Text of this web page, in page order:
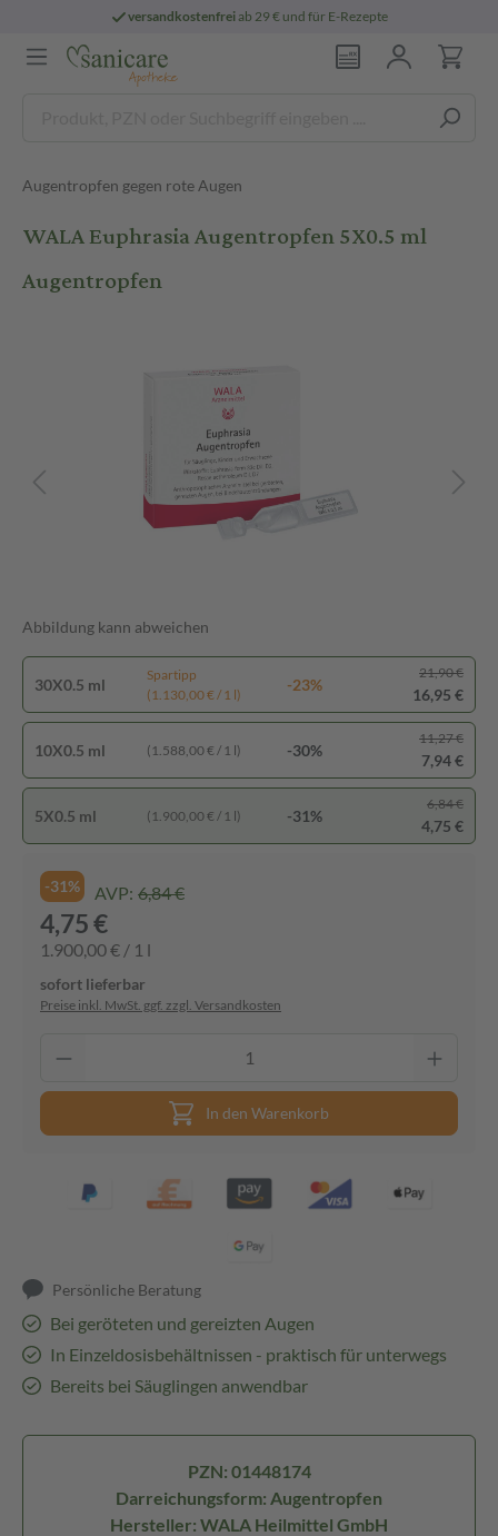
versandkostenfreiab 29 € und für E-Rezepte
Augentropfen gegen rote Augen
WALA Euphrasia Augentropfen 5X0.5 ml
Augentropfen
Abbildung kann abweichen
30X0.5 ml
Spartipp
(1.130,00 € / 1 l)
-23%
21,90 €
16,95 €
10X0.5 ml (1.588,00 € / 1 l) -30%
11,27 €
7,94 €
5X0.5 ml (1.900,00 € / 1 l) -31%
6,84 €
4,75 €
-31% AVP: 6,84 €
4,75 €
1.900,00 € / 1 l
sofort lieferbar
Preise inkl. MwSt. ggf. zzgl. Versandkosten
In den Warenkorb
Persönliche Beratung
Bei geröteten und gereizten Augen
In Einzeldosisbehältnissen - praktisch für unterwegs
Bereits bei Säuglingen anwendbar
PZN: 01448174
Darreichungsform: Augentropfen
Hersteller: WALA Heilmittel GmbH